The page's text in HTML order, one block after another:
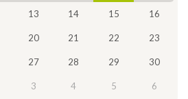
13 14 15 16
20 21 22 23
27 28 29 30
3 4 5 6